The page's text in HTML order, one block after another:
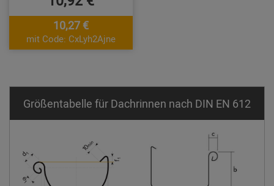
10,27 €
mit Code: CxLyh2Ajne
Größentabelle für Dachrinnen nach DIN EN 612